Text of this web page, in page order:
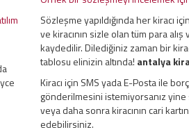
Sözleşme yapıldığında her kiracı
ve kiracının sizle olan tüm para alış
kaydedilir. Dilediğiniz zaman bir
tablosu elinizin altında! antalya
Kiracı için SMS yada E-Posta ile
gönderilmesini istemiyorsanız
veya daha sonra kiracının cari
edebilirsiniz.